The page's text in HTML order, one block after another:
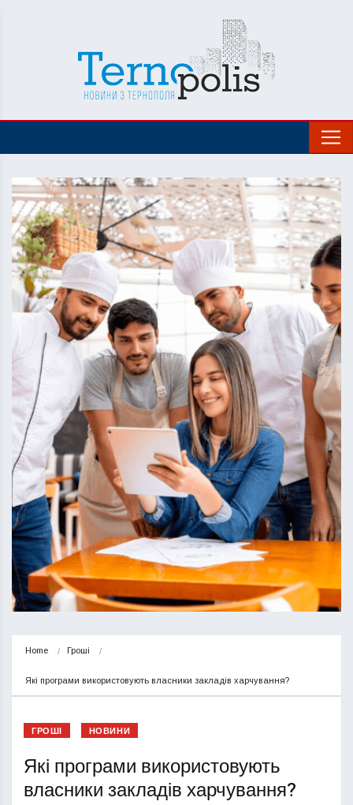
Home Гроші
Які програми використовують власники закладів харчування?
ГРОШІ НОВИНИ
Які програми використовують
власники закладів харчування?